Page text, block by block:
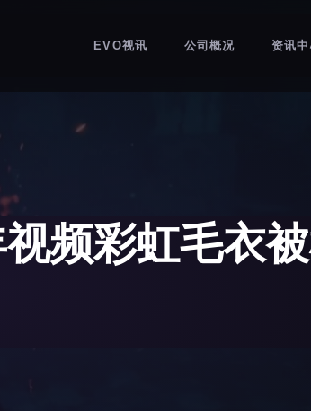
EVO视讯 公司概况 资讯
频彩虹毛衣